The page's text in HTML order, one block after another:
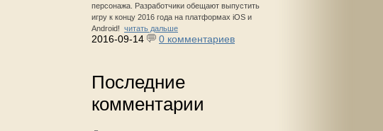
персонажа. Разработчики обещают выпустить
игру к концу 2016 года на платформах iOS и
Android! читать дальше
2016-09-14 0 комментариев
Последние
комментарии